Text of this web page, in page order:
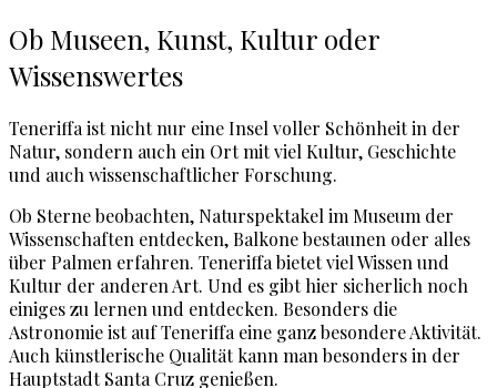
Ob Museen, Kunst, Kultur oder
Wissenswertes
Teneriffa ist nicht nur eine Insel voller Schönheit in der
Natur, sondern auch ein Ort mit viel Kultur, Geschichte
und auch wissenschaftlicher Forschung.
Ob Sterne beobachten, Naturspektakel im Museum der
Wissenschaften entdecken, Balkone bestaunen oder alles
über Palmen erfahren. Teneriffa bietet viel Wissen und
Kultur der anderen Art. Und es gibt hier sicherlich noch
einiges zu lernen und entdecken. Besonders die
Astronomie ist auf Teneriffa eine ganz besondere Aktivität.
Auch künstlerische Qualität kann man besonders in der
Hauptstadt Santa Cruz genießen.